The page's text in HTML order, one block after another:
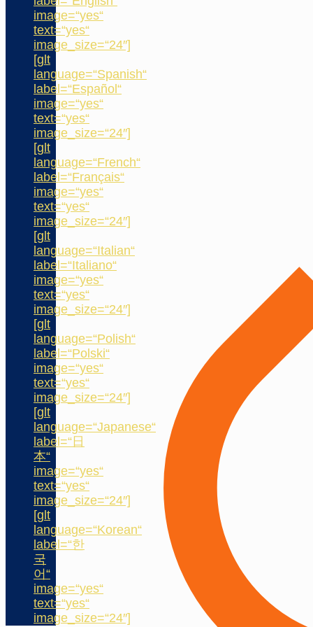
image=“yes“
text=“yes“
image_size=“24″]
[glt
language=“Spanish“
label=“Español“
image=“yes“
text=“yes“
image_size=“24″]
[glt
language=“French“
label=“Français“
image=“yes“
text=“yes“
image_size=“24″]
[glt
language=“Italian“
label=“Italiano“
image=“yes“
text=“yes“
image_size=“24″]
[glt
language=“Polish“
label=“Polski“
image=“yes“
text=“yes“
image_size=“24″]
[glt
language=“Japanese“
label=“日
本“
image=“yes“
text=“yes“
image_size=“24″]
[glt
language=“Korean“
label=“한
국
어“
image=“yes“
text=“yes“
image_size=“24″]